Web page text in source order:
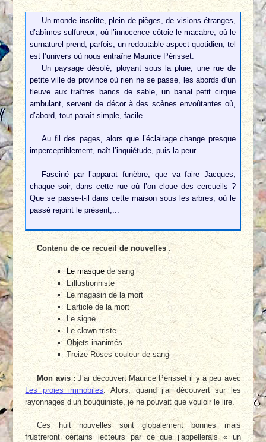
Un monde insolite, plein de pièges, de visions étranges,
d’abîmes sulfureux, où l’innocence côtoie le macabre, où le
surnaturel prend, parfois, un redoutable aspect quotidien, tel
est l’univers où nous entraîne Maurice Périsset.
Un paysage désolé, ployant sous la pluie, une rue de
petite ville de province où rien ne se passe, les abords d’un
fleuve aux traîtres bancs de sable, un banal petit cirque
ambulant, servent de décor à des scènes envoûtantes où,
d’abord, tout paraît simple, facile.
Au fil des pages, alors que l’éclairage change presque
imperceptiblement, naît l’inquiétude, puis la peur.
Fasciné par l’apparat funèbre, que va faire Jacques,
chaque soir, dans cette rue où l’on cloue des cercueils ?
Que se passe-t-il dans cette maison sous les arbres, où le
passé rejoint le présent,...
Contenu de ce recueil de nouvelles :
Le masquede sang
L’illustionniste
Le magasin de la mort
L’article de la mort
Le signe
Le clown triste
Objets inanimés
Treize Roses couleur de sang
Mon avis :J’ai découvert Maurice Périsset il y a peu avec
Les proies immobiles . Alors, quand j’ai découvert sur les
rayonnages d’un bouquiniste, je ne pouvait que vouloir le lire.
Ces huit nouvelles sont globalement bonnes mais
frustreront certains lecteurs par ce que j’appellerais « un